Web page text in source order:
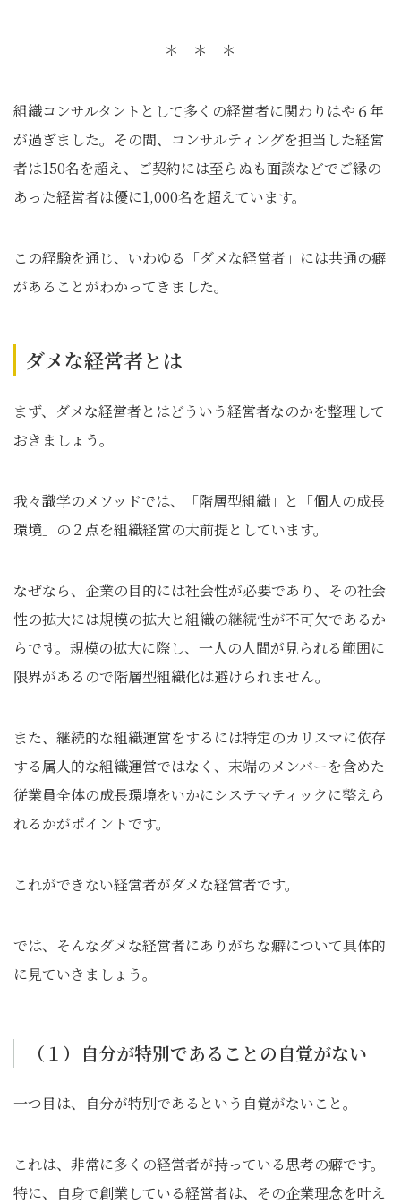
＊ ＊ ＊
組織コンサルタントとして多くの経営者に関わりはや６年
が過ぎました。その間、コンサルティングを担当した経営
者は150名を超え、ご契約には至らぬも面談などでご縁の
あった経営者は優に1,000名を超えています。
この経験を通じ、いわゆる「ダメな経営者」には共通の癖
があることがわかってきました。
ダメな経営者とは
まず、ダメな経営者とはどういう経営者なのかを整理して
おきましょう。
我々識学のメソッドでは、「階層型組織」と「個人の成長
環境」の２点を組織経営の大前提としています。
なぜなら、企業の目的には社会性が必要であり、その社会
性の拡大には規模の拡大と組織の継続性が不可欠であるか
らです。規模の拡大に際し、一人の人間が見られる範囲に
限界があるので階層型組織化は避けられません。
また、継続的な組織運営をするには特定のカリスマに依存
する属人的な組織運営ではなく、末端のメンバーを含めた
従業員全体の成長環境をいかにシステマティックに整えら
れるかがポイントです。
これができない経営者がダメな経営者です。
では、そんなダメな経営者にありがちな癖について具体的
に見ていきましょう。
（１）自分が特別であることの自覚がない
一つ目は、自分が特別であるという自覚がないこと。
これは、非常に多くの経営者が持っている思考の癖です。
特に、自身で創業している経営者は、その企業理念を叶え